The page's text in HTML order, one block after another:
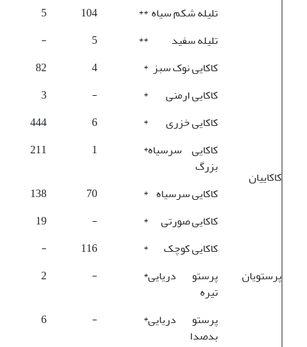
تلیله شکم سیاه**
104
5
تلیله سفید
**
5
-
کاکاییان
کاکایی نوک سبز *
4
82
کاکایی ارمنی
*
-
3
کاکایی خزری
*
6
444
کاکایی سرسیاه
بزرگ
*
1
211
کاکایی سرسیاه *
70
138
کاکایی صورتی
*
-
19
کاکایی کوچک
*
116
-
پرستویان
پرستو دریایی
تیره
*
-
2
پرستو دریایی
بدصدا
*
-
6